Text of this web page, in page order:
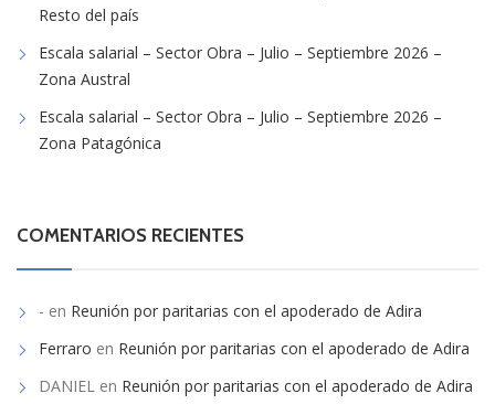
Resto del país
Escala salarial – Sector Obra – Julio – Septiembre 2026 –
Zona Austral
Escala salarial – Sector Obra – Julio – Septiembre 2026 –
Zona Patagónica
COMENTARIOS RECIENTES
- en Reunión por paritarias con el apoderado de Adira
Ferraro en Reunión por paritarias con el apoderado de Adira
DANIEL en Reunión por paritarias con el apoderado de Adira